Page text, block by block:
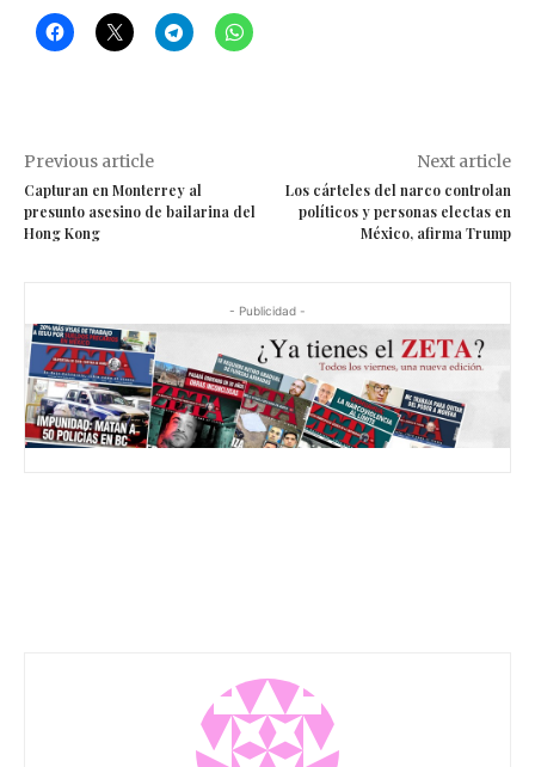
Previous article
Capturan en Monterrey al
presunto asesino de bailarina del
Hong Kong
Next article
Los cárteles del narco controlan
políticos y personas electas en
México, afirma Trump
- Publicidad -